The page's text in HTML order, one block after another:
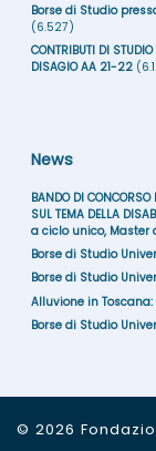
Borse di Studio
(6.527)
CONTRIBUTI DI
DISAGIO AA 21-22
News
BANDO DI CONCORSO
SUL TEMA DELLA
a ciclo unico, Master
Borse di Studio
Borse di Studio
Alluvione in
Borse di Studio
© 2026